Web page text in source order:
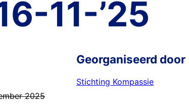
11-’25
2025
Georganiseerd door
Stichting Kompassie